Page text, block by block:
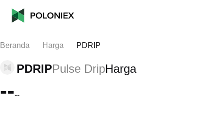
Beranda Harga PDRIP
PDRIPPulse DripHarga
----